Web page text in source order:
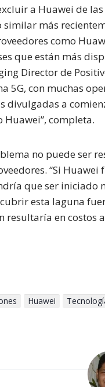
a Huawei de
más
como
que están más
Director de
5G, con muchas
divulgadas a
Huawei”, completa.
no puede ser
“Si
que ser iniciado
esta laguna
en costos
Huawei